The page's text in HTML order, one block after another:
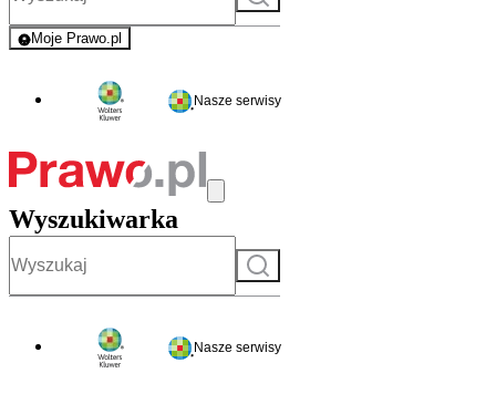
Moje Prawo.pl
- rejestracja i logowanie do serwisu
Nasze serwisy
Wyszukiwarka
Szukaj
Nasze serwisy